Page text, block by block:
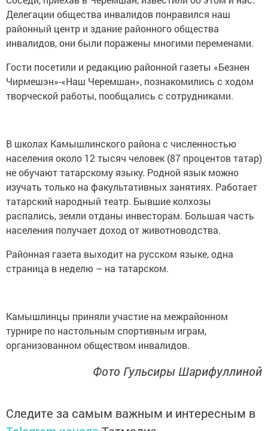
Делегации общества инвалидов понравился наш
районный центр и здание районного общества
инвалидов, они были поражены многими переменами.
Гости посетили и редакцию районной газеты «Безнен
Чирмешэн»-«Наш Черемшан», познакомились с ходом
творческой работы, пообщались с сотрудниками.
В школах Камышлинского района с численностью
населения около 12 тысяч человек (87 процентов татар)
не обучают татарскому языку. Родной язык можно
изучать только на факультативных занятиях. Работает
татарский народный театр. Бывшие колхозы
распались, земли отданы инвесторам. Большая часть
населения получает доход от животноводства.
Районная газета выходит на русском языке, одна
страница в неделю – на татарском.
Камышлинцы приняли участие на межрайонном
турнире по настольным спортивным играм,
организованном обществом инвалидов.
Фото Гульсиры Шарифуллиной
Следите за самым важным и интересным в